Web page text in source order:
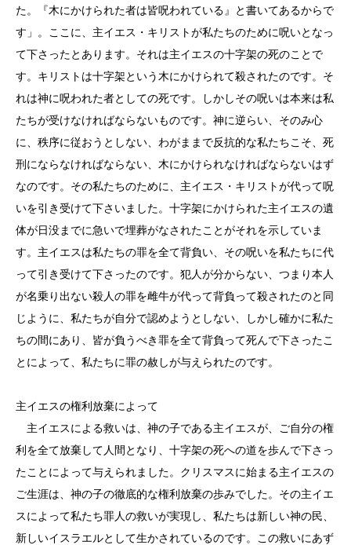
た。『木にかけられた者は皆呪われている』と書いてあるからで
す」。ここに、主イエス・キリストが私たちのために呪いとなっ
て下さったとあります。それは主イエスの十字架の死のことで
す。キリストは十字架という木にかけられて殺されたのです。そ
れは神に呪われた者としての死です。しかしその呪いは本来は私
たちが受けなければならないものです。神に逆らい、そのみ心
に、秩序に従おうとしない、わがままで反抗的な私たちこそ、死
刑にならなければならない、木にかけられなければならないはず
なのです。その私たちのために、主イエス・キリストが代って呪
いを引き受けて下さいました。十字架にかけられた主イエスの遺
体が日没までに急いで埋葬がなされたことがそれを示していま
す。主イエスは私たちの罪を全て背負い、その呪いを私たちに代
って引き受けて下さったのです。犯人が分からない、つまり本人
が名乗り出ない殺人の罪を雌牛が代って背負って殺されたのと同
じように、私たちが自分で認めようとしない、しかし確かに私た
ちの間にあり、皆が負うべき罪を全て背負って死んで下さったこ
とによって、私たちに罪の赦しが与えられたのです。
主イエスの権利放棄によって
主イエスによる救いは、神の子である主イエスが、ご自分の権
利を全て放棄して人間となり、十字架の死への道を歩んで下さっ
たことによって与えられました。クリスマスに始まる主イエスの
ご生涯は、神の子の徹底的な権利放棄の歩みでした。その主イエ
スによって私たち罪人の救いが実現し、私たちは新しい神の民、
新しいイスラエルとして生かされているのです。この救いにあず